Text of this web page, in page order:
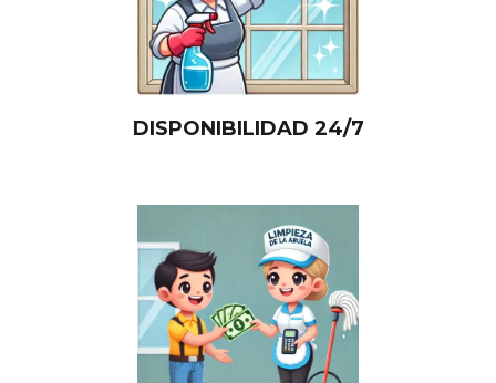
DISPONIBILIDAD 24/7